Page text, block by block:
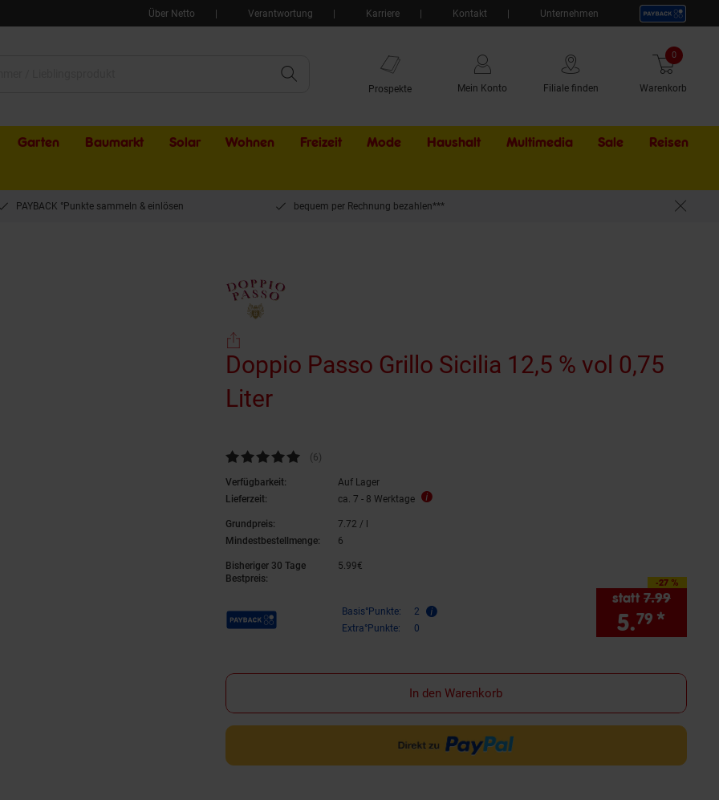
Über Netto Verantwortung Karriere Kontakt Unternehmen
Prospekte Mein Konto Filiale finden Warenkorb
0 Artikel
Garten Baumarkt Solar Wohnen Freizeit Mode Haushalt Multimedia Sale Externer
Reisen
PAYBACK °Punkte sammeln & einlösen bequem per Rechnung bezahlen***
Doppio Passo Grillo Sicilia 12,5 % vol 0,75
Liter
Kundenbewertung: 5 von 5 Sternen
(6Kundenbewertungen
)
Verfügbarkeit:
Auf Lager
Lieferzeit:
ca. 7 - 8 Werktage
Grundpreis: 7.72 / l
Mindestbestellmenge:
6
Bisheriger 30 Tage
Bestpreis:
5.99€
Payback Punkte Basis°Punkte:
2
Extra°Punkte:
0
-27 %
Sie Sparen 27 Prozent,
statt 7.99
5.79 *
In den Warenkorb